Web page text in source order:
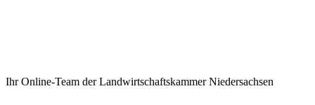
Ihr Online-Team der Landwirtschaftskammer Niedersachsen